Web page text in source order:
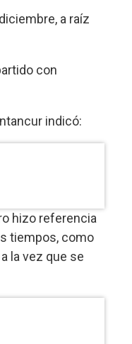
a raíz
con
indicó:
hizo referencia
tiempos, como
la vez que se